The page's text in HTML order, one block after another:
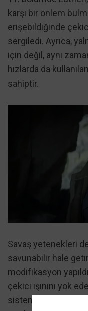
karşı bir önlem
erişebildiğinde
sergiledi. Ayrıca,
için değil, aynı
hızlarda da
sahiptir.
Savaş yetenekleri
savunabilir hale
modifikasyon
çekici ışınını yok
sistemi